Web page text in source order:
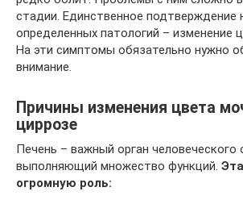
стадии. Единственное подтверждение
определенных патологий – изменение
На эти симптомы обязательно нужно
внимание.
Причины изменения цвета
циррозе
Печень – важный орган человеческого
выполняющий множество функций.
огромную роль: